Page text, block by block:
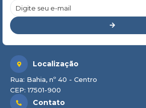
Localização
Rua: Bahia, nº 40 - Centro
CEP: 17501-900
Contato